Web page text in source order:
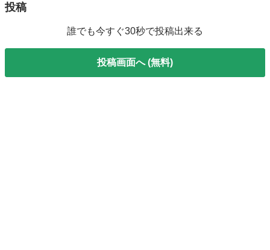
投稿
誰でも今すぐ30秒で投稿出来る
投稿画面へ (無料)